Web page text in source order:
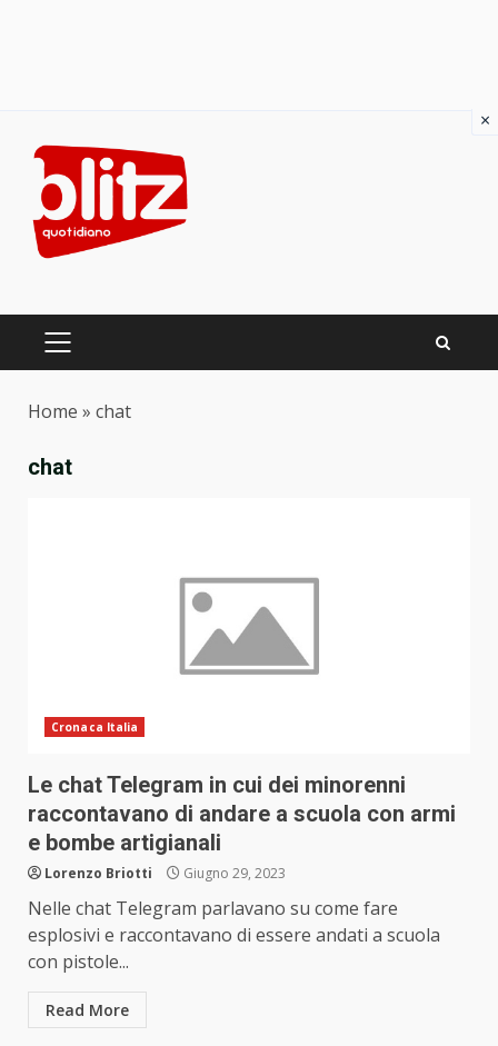
content
PRIMARY
Home » chat
chat
Cronaca Italia
Le chat Telegram in cui dei minorenni
raccontavano di andare a scuola con armi
e bombe artigianali
Lorenzo Briotti Giugno 29, 2023
Nelle chat Telegram parlavano su come fare
esplosivi e raccontavano di essere andati a scuola
con pistole...
Read More
×